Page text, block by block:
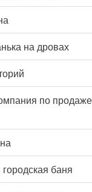
на дровах
по
баня